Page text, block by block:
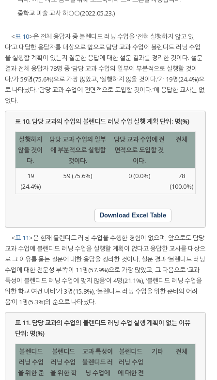
중학교 미술 교사 하○○(2022.05.23.)
<표 10>은 전체 응답자 중 블렌디드 러닝 수업을 ‘전혀 실행하지 않고 있
다’고 대답한 응답자를 대상으로 앞으로 담당 교과 수업에 블렌디드 러닝 수업
을 실행할 계획이 있는지 질문한 응답에 대한 설문 결과를 정리한 것이다. 설문
결과 전체 응답자 78명 중 ‘담당 교과 수업의 일부에 부분적으로 실행할 것이
다.’가 59명(75.6%)으로 가장 많았고, ‘실행하지 않을 것이다.’가 19명(24.4%)으
로 나타났다. ‘담당 교과 수업에 전면적으로 도입할 것이다.’에 응답한 교사는 없
었다.
표 10. 담당 교과의 수업의 블렌디드 러닝 수업 실행 계획 단위: 명(%)
실행하지
않을 것이
다.
담당 교과 수업의 일부
에 부분적으로 실행할
것이다.
담당 교과 수업에 전
면적으로 도입할 것
이다.
전체
19
(24.4%)
59 (75.6%) 0 (0.0%)
78
(100.0%)
Download Excel Table
<표 11>은 현재 블렌디드 러닝 수업을 수행한 경험이 없으며, 앞으로도 담당
교과 수업에 블렌디드 러닝 수업을 실행할 계획이 없다고 응답한 교사를 대상으
로 그 이유를 묻는 질문에 대한 응답을 정리한 것이다. 설문 결과 ‘블렌디드 러닝
수업에 대한 전문성 부족’이 11명(57.9%)으로 가장 많았고, 그 다음으로 ‘교과
특성이 블렌디드 러닝 수업에 맞지 않음’이 4명(21.1%), ‘블렌디드 러닝 수업을
위한 학교 여건 미비’가 3명(15.8%), ‘블렌디드 러닝 수업을 위한 준비의 어려
움’이 1명(5.3%)의 순으로 나타났다.
표 11. 담당 교과의 수업의 블렌디드 러닝 수업 실행 계획이 없는 이유
단위: 명(%)
블렌디드
러닝 수업
을 위한 준
블렌디드
러닝 수업
을 위한 학
교과 특성이
블렌디드 러
닝 수업에
블렌디드
러닝 수업
에 대한 전
기타 전체